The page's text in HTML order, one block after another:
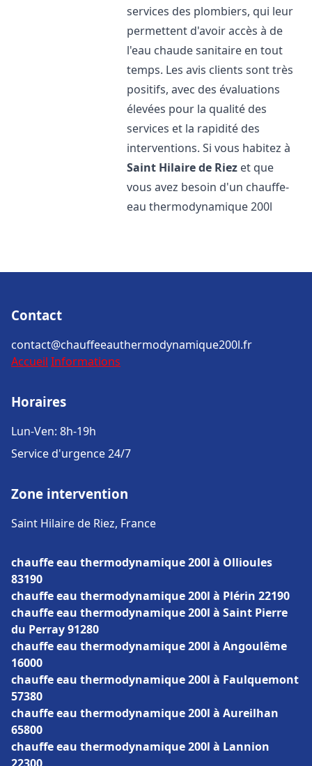
services des plombiers, qui leur
permettent d'avoir accès à de
l'eau chaude sanitaire en tout
temps. Les avis clients sont très
positifs, avec des évaluations
élevées pour la qualité des
services et la rapidité des
interventions. Si vous habitez à
Saint Hilaire de Riez et que
vous avez besoin d'un chauffe-
eau thermodynamique 200l
Contact
contact@chauffeeauthermodynamique200l.fr
Accueil Informations
Horaires
Lun-Ven: 8h-19h
Service d'urgence 24/7
Zone intervention
Saint Hilaire de Riez, France
chauffe eau thermodynamique 200l à Ollioules
83190
chauffe eau thermodynamique 200l à Plérin 22190
chauffe eau thermodynamique 200l à Saint Pierre
du Perray 91280
chauffe eau thermodynamique 200l à Angoulême
16000
chauffe eau thermodynamique 200l à Faulquemont
57380
chauffe eau thermodynamique 200l à Aureilhan
65800
chauffe eau thermodynamique 200l à Lannion